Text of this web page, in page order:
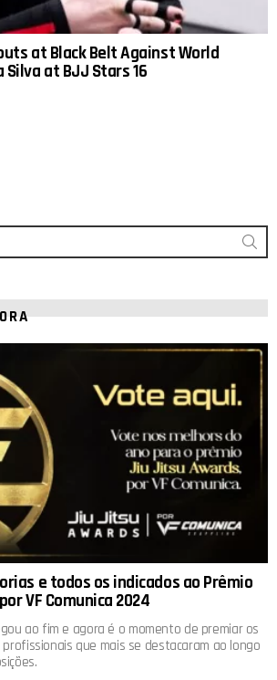
at Black Belt Against World
at BJJ Stars 16
e todos os indicados ao Prêmio
VF Comunica 2024
ao fim e agora é o momento de premiar os
que mais se destacaram ao longo